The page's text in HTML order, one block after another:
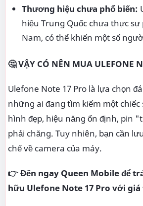
Thương hiệu chưa phổ biến:
hiệu Trung Quốc chưa thực sự
Nam, có thể khiến một số
🤔 VẬY CÓ NÊN MUA ULEFONE
Ulefone Note 17 Pro là lựa chọn
những ai đang tìm kiếm một
hình đẹp, hiệu năng ổn định, pin
phải chăng. Tuy nhiên, bạn cần
chế về camera của máy.
👉 Đến ngay Queen Mobile để
hữu Ulefone Note 17 Pro với